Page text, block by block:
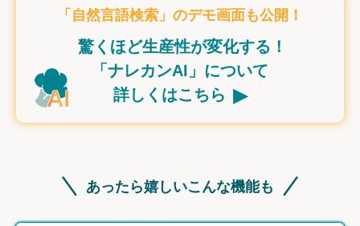
「自然言語検索」のデモ画面も公開！
驚くほど生産性が変化する！
「ナレカンAI」について
詳しくはこちら ▸
あったら嬉しいこんな機能も